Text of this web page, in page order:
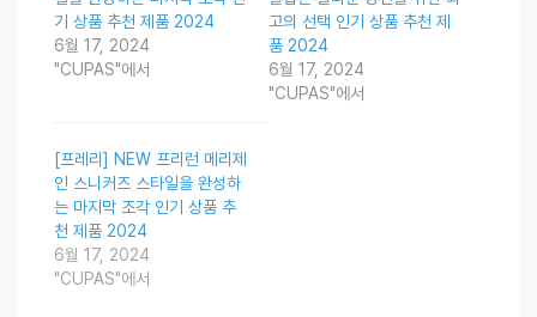
기 상품 추천 제품 2024
6월 17, 2024
"CUPAS"에서
고의 선택 인기 상품 추천 제
품 2024
6월 17, 2024
"CUPAS"에서
[프레리] NEW 프리런 메리제
인 스니커즈 스타일을 완성하
는 마지막 조각 인기 상품 추
천 제품 2024
6월 17, 2024
"CUPAS"에서